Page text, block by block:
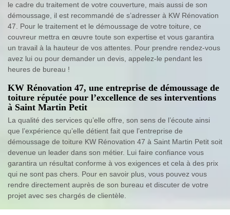
le cadre du traitement de votre couverture, mais aussi de son
démoussage, il est recommandé de s’adresser à KW Rénovation
47. Pour le traitement et le démoussage de votre toiture, ce
couvreur mettra en œuvre toute son expertise et vous garantira
un travail à la hauteur de vos attentes. Pour prendre rendez-vous
avez lui ou pour demander un devis, appelez-le pendant les
heures de bureau !
KW Rénovation 47, une entreprise de démoussage de
toiture réputée pour l’excellence de ses interventions
à Saint Martin Petit
La qualité des services qu’elle offre, son sens de l’écoute ainsi
que l’expérience qu’elle détient fait que l’entreprise de
démoussage de toiture KW Rénovation 47 à Saint Martin Petit soit
devenue un leader dans son métier. Lui faire confiance vous
garantira un résultat conforme à vos exigences et cela à des prix
qui ne sont pas chers. Pour en savoir plus, vous pouvez vous
rendre directement auprès de son bureau et discuter de votre
projet avec ses chargés de clientèle.